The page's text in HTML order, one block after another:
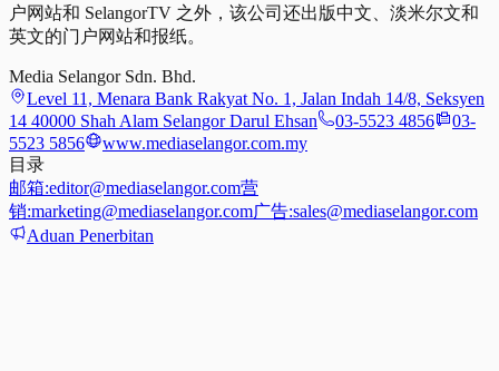
户网站和 SelangorTV 之外，该公司还出版中文、淡米尔文和
英文的门户网站和报纸。
Media Selangor Sdn. Bhd.
Level 11, Menara Bank Rakyat No. 1, Jalan Indah 14/8, Seksyen
14 40000 Shah Alam Selangor Darul Ehsan
03-5523 4856
03-
5523 5856
www.mediaselangor.com.my
目录
邮箱:editor@mediaselangor.com营
销:marketing@mediaselangor.com广告:sales@mediaselangor.com
Aduan Penerbitan